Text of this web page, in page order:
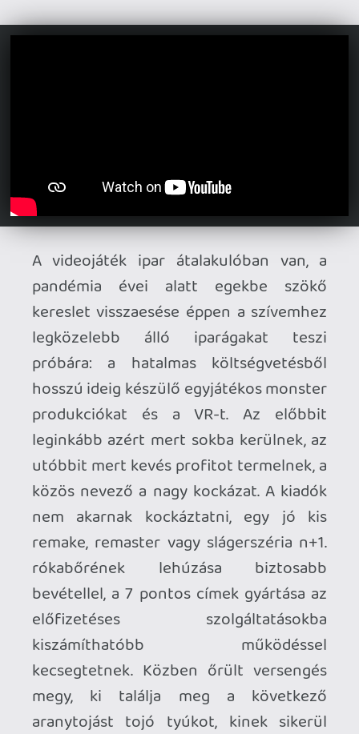
Forgalmazás-gátlástalanítás: A nagy
nyugati piacokon az első naptól kezdve
elérhetővé tettem volna az eszközt a
megszokott elektronikai
kereskedőláncok polcain is, még ha
ezáltal el is estem volna az őket megillető
haszontól. APlayStation Direct
webáruházba inkább csak valamilyen
kizárólag ott kapható bundle-el, esetleg
eltérő színnel (babakék, fekete, rózsaszín,
olyan szép, kavargó, mélysötét)
csábítottam volna a vásárlókat.
Egyesült Indie Álmok
sokkal széleskörűbb szakmai támogatása
(főleg szemkövetés/FOVeated rendering),
hogy a független fejlesztők minél
egyszerűbben és
problémamentesebben tudják
alkotásaikat megjelentetni a platformon.
Nem ártott volna minimálisan odafigyelni
a felhasználói programokra, kitekinteni a
játékokon túlra, valami egészen
hihetetlen, hogy 1 év alatt még a
YouTube sem érhető el VR változatban,
az egyre népszerűbbé váló szociális
tevékenységekről nem is beszélve. APC-
kompatibilitássem lett volna már